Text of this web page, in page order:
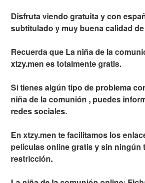
Disfruta viendo gratuita y con
subtitulado y muy buena calidad
Recuerda que La niña de la
xtzy.men es totalmente gratis.
Si tienes algún tipo de problema
niña de la comunión , puedes
redes sociales.
En xtzy.men te facilitamos los
películas online gratis y sin ningún
restricción.